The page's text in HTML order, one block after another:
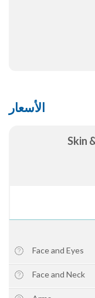
الأسعار
Skin
Face and Eyes
Face and Neck